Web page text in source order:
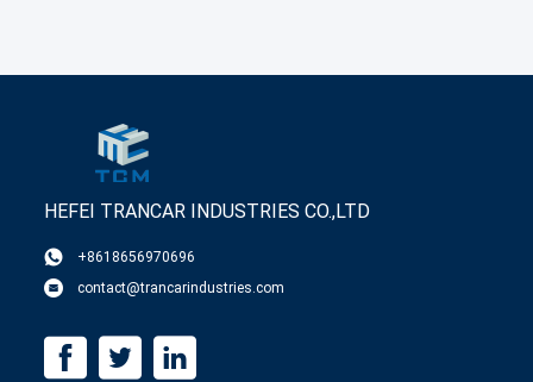
HEFEI TRANCAR INDUSTRIES CO.,LTD
+8618656970696
contact@trancarindustries.com